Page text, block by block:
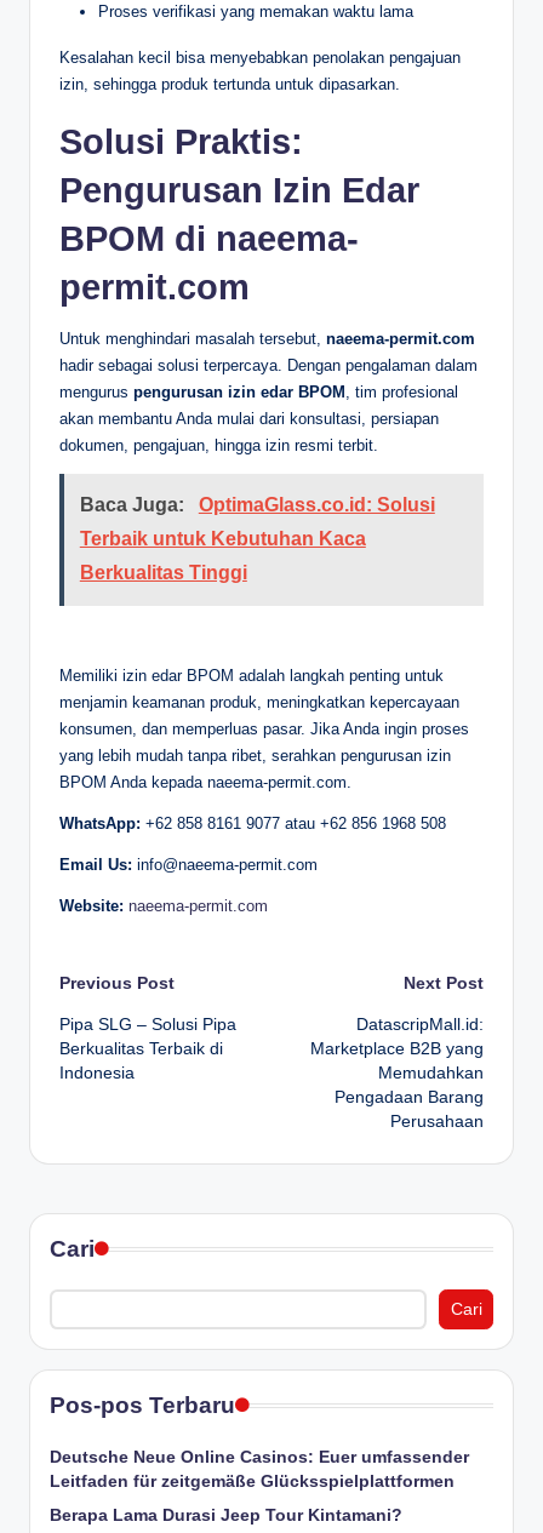
Proses verifikasi yang memakan waktu lama
Kesalahan kecil bisa menyebabkan penolakan pengajuan
izin, sehingga produk tertunda untuk dipasarkan.
Solusi Praktis:
Pengurusan Izin Edar
BPOM di naeema-
permit.com
Untuk menghindari masalah tersebut, naeema-permit.com
hadir sebagai solusi terpercaya. Dengan pengalaman dalam
mengurus pengurusan izin edar BPOM , tim profesional
akan membantu Anda mulai dari konsultasi, persiapan
dokumen, pengajuan, hingga izin resmi terbit.
Baca Juga:
OptimaGlass.co.id: Solusi
Terbaik untuk Kebutuhan Kaca
Berkualitas Tinggi
Memiliki izin edar BPOM adalah langkah penting untuk
menjamin keamanan produk, meningkatkan kepercayaan
konsumen, dan memperluas pasar. Jika Anda ingin proses
yang lebih mudah tanpa ribet, serahkan pengurusan izin
BPOM Anda kepada naeema-permit.com.
WhatsApp: +62 858 8161 9077 atau +62 856 1968 508
Email Us: info@naeema-permit.com
Website: naeema-permit.com
Post
navigation
Previous Post
Pipa SLG – Solusi Pipa
Berkualitas Terbaik di
Indonesia
Next Post
DatascripMall.id:
Marketplace B2B yang
Memudahkan
Pengadaan Barang
Perusahaan
Cari
Cari
Pos-pos Terbaru
Deutsche Neue Online Casinos: Euer umfassender
Leitfaden für zeitgemäße Glücksspielplattformen
Berapa Lama Durasi Jeep Tour Kintamani?